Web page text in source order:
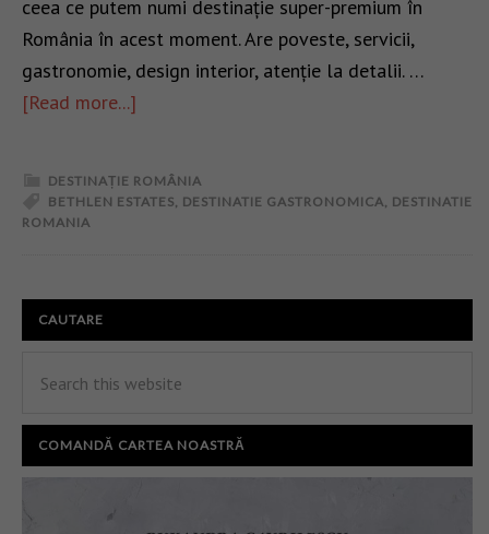
ceea ce putem numi destinație super-premium în
România în acest moment. Are poveste, servicii,
gastronomie, design interior, atenție la detalii. …
[Read more...]
DESTINAȚIE ROMÂNIA
BETHLEN ESTATES DESTINATIE GASTRONOMICA DESTINATIE
ROMANIA
CAUTARE
COMANDĂ CARTEA NOASTRĂ